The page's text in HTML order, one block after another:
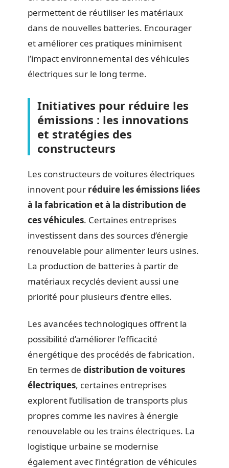
permettent de réutiliser les matériaux
dans de nouvelles batteries. Encourager
et améliorer ces pratiques minimisent
l’impact environnemental des véhicules
électriques sur le long terme.
Initiatives pour réduire les
émissions : les innovations
et stratégies des
constructeurs
Les constructeurs de voitures électriques
innovent pour réduire les émissions liées
à la fabrication et à la distribution de
ces véhicules. Certaines entreprises
investissent dans des sources d’énergie
renouvelable pour alimenter leurs usines.
La production de batteries à partir de
matériaux recyclés devient aussi une
priorité pour plusieurs d’entre elles.
Les avancées technologiques offrent la
possibilité d’améliorer l’efficacité
énergétique des procédés de fabrication.
En termes de distribution de voitures
électriques, certaines entreprises
explorent l’utilisation de transports plus
propres comme les navires à énergie
renouvelable ou les trains électriques. La
logistique urbaine se modernise
également avec l’intégration de véhicules